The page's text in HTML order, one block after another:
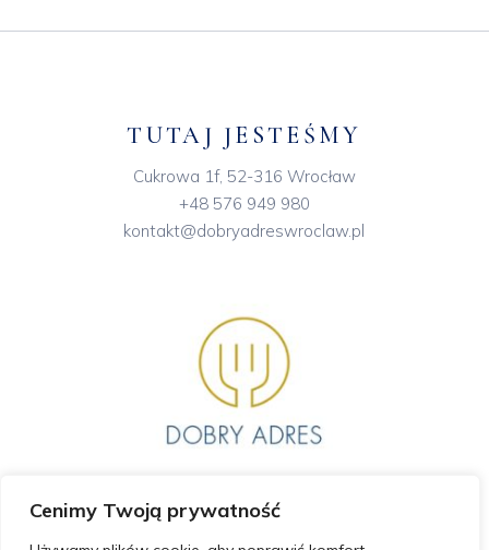
Cenimy Twoją prywatność
TUTAJ JESTEŚMY
Cukrowa 1f, 52-316 Wrocław
+48 576 949 980
kontakt@dobryadreswroclaw.pl
GODZINY OTWARCIA